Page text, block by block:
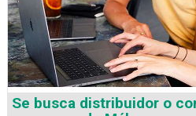
Se busca distribuidor o